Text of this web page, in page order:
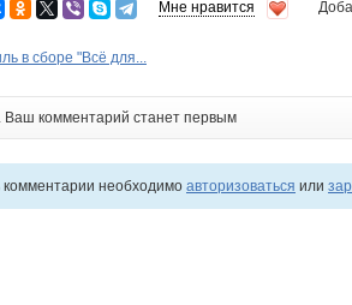
Мне нравится
в сборе "Всё для...
. Ваш комментарий станет первым
комментарии необходимо авторизоваться или